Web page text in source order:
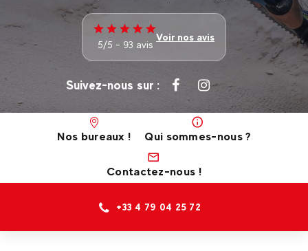
5/5 - 93 avis
Voir nos avis
Suivez-nous sur :
Nos bureaux ! Qui sommes-nous ?
Contactez-nous !
+33 4 79 04 25 72